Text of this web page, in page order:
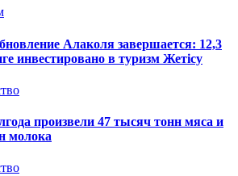
Алаколя завершается: 12,3
инвестировано в туризм Жетісу
произвели 47 тысяч тонн мяса и
молока